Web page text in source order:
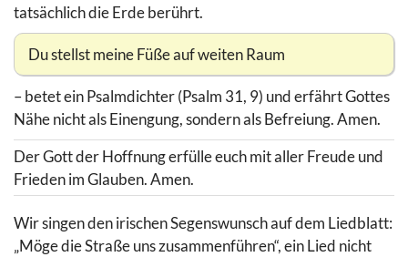
tatsächlich die Erde berührt.
Du stellst meine Füße auf weiten Raum
– betet ein Psalmdichter (Psalm 31, 9) und erfährt Gottes
Nähe nicht als Einengung, sondern als Befreiung. Amen.
Der Gott der Hoffnung erfülle euch mit aller Freude und
Frieden im Glauben. Amen.
Wir singen den irischen Segenswunsch auf dem Liedblatt:
„Möge die Straße uns zusammenführen“, ein Lied nicht